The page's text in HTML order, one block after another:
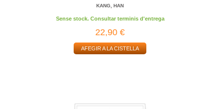
KANG, HAN
Sense stock. Consultar terminis d'entrega
22,90 €
AFEGIR A LA CISTELLA